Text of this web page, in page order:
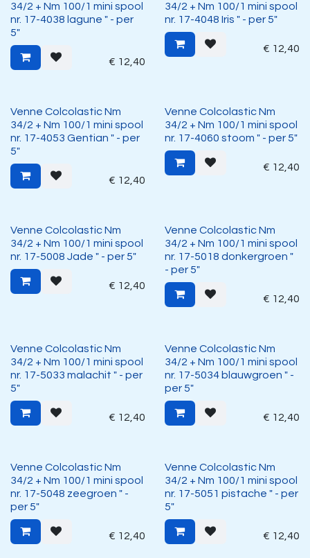
34/2 + Nm 100/1 mini spool
nr. 17-4038 lagune " - per
5"
€ 12,40
34/2 + Nm 100/1 mini spool
nr. 17-4048 Iris " - per 5"
€ 12,40
Venne Colcolastic Nm
34/2 + Nm 100/1 mini spool
nr. 17-4053 Gentian " - per
5"
€ 12,40
Venne Colcolastic Nm
34/2 + Nm 100/1 mini spool
nr. 17-4060 stoom " - per 5"
€ 12,40
Venne Colcolastic Nm
34/2 + Nm 100/1 mini spool
nr. 17-5008 Jade " - per 5"
€ 12,40
Venne Colcolastic Nm
34/2 + Nm 100/1 mini spool
nr. 17-5018 donkergroen "
- per 5"
€ 12,40
Venne Colcolastic Nm
34/2 + Nm 100/1 mini spool
nr. 17-5033 malachit " - per
5"
€ 12,40
Venne Colcolastic Nm
34/2 + Nm 100/1 mini spool
nr. 17-5034 blauwgroen " -
per 5"
€ 12,40
Venne Colcolastic Nm
34/2 + Nm 100/1 mini spool
nr. 17-5048 zeegroen " -
per 5"
€ 12,40
Venne Colcolastic Nm
34/2 + Nm 100/1 mini spool
nr. 17-5051 pistache " - per
5"
€ 12,40